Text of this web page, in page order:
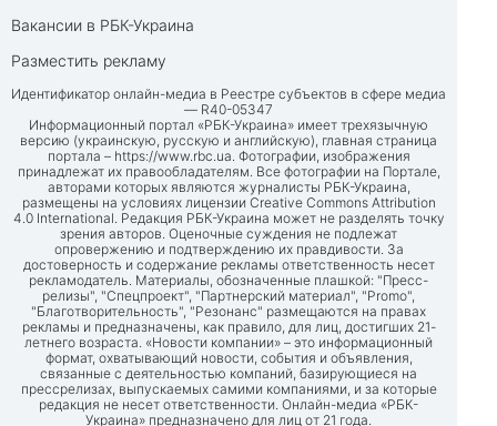
Вакансии в РБК-Украина
Разместить рекламу
Идентификатор онлайн-медиа в Реестре субъектов в сфере медиа
— R40-05347
Информационный портал «РБК-Украина» имеет трехязычную
версию (украинскую, русскую и английскую), главная страница
портала – https://www.rbc.ua. Фотографии, изображения
принадлежат их правообладателям. Все фотографии на Портале,
авторами которых являются журналисты РБК-Украина,
размещены на условиях лицензии Creative Commons Attribution
4.0 International. Редакция РБК-Украина может не разделять точку
зрения авторов. Оценочные суждения не подлежат
опровержению и подтверждению их правдивости. За
достоверность и содержание рекламы ответственность несет
рекламодатель. Материалы, обозначенные плашкой: "Пресс-
релизы", "Спецпроект", "Партнерский материал", "Promo",
"Благотворительность", "Резонанс" размещаются на правах
рекламы и предназначены, как правило, для лиц, достигших 21-
летнего возраста. «Новости компании» – это информационный
формат, охватывающий новости, события и объявления,
связанные с деятельностью компаний, базирующиеся на
прессрелизах, выпускаемых самими компаниями, и за которые
редакция не несет ответственности. Онлайн-медиа «РБК-
Украина» предназначено для лиц от 21 года.